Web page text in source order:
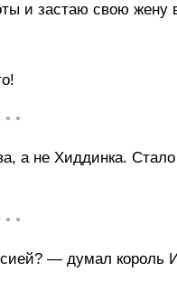
и застаю свою жену
• •
а не Хиддинка.
• •
— думал король